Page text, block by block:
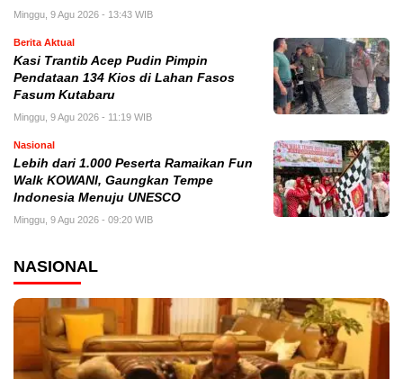
Minggu, 9 Agu 2026 - 13:43 WIB
Berita Aktual
Kasi Trantib Acep Pudin Pimpin
Pendataan 134 Kios di Lahan Fasos
Fasum Kutabaru
Minggu, 9 Agu 2026 - 11:19 WIB
Nasional
Lebih dari 1.000 Peserta Ramaikan Fun
Walk KOWANI, Gaungkan Tempe
Indonesia Menuju UNESCO
Minggu, 9 Agu 2026 - 09:20 WIB
NASIONAL